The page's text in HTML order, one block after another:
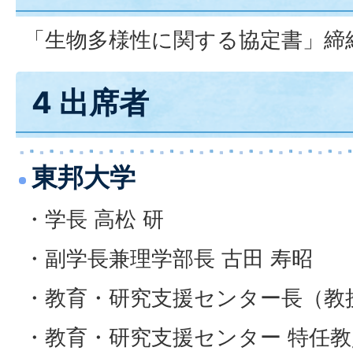
「生物多様性に関する協定書」締
4 出席者
東邦大学
・学長 高松 研
・副学長兼理学部長 古田 寿昭
・教育・研究支援センター長（
・教育・研究支援センター 特任